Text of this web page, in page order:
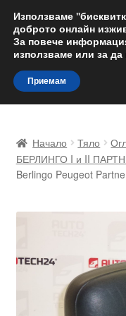
Skip
to
navigation
Skip
to
content
Доставка по целия
Количка
Начало Тяло
БЕРЛИНГО I и II
Berlingo Peugeot
Използваме
доброто онлайн
За повече
използваме или за
Приемам